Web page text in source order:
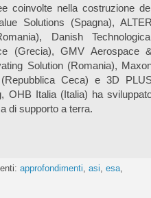
coinvolte nella costruzione
Solutions (Spagna),
Danish
(Grecia), GMV Aerospace &
Solution (Romania),
Ceca) e 3D
OHB Italia (Italia) ha
di supporto a terra.
approfondimenti ,asi ,esa